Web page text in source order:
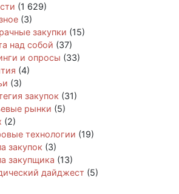
(1 629)
(3)
закупки (15)
над собой (37)
и опросы (33)
(4)
(3)
закупок (31)
рынки (5)
(2)
технологии (19)
закупок (3)
закупщика (13)
дайджест (5)